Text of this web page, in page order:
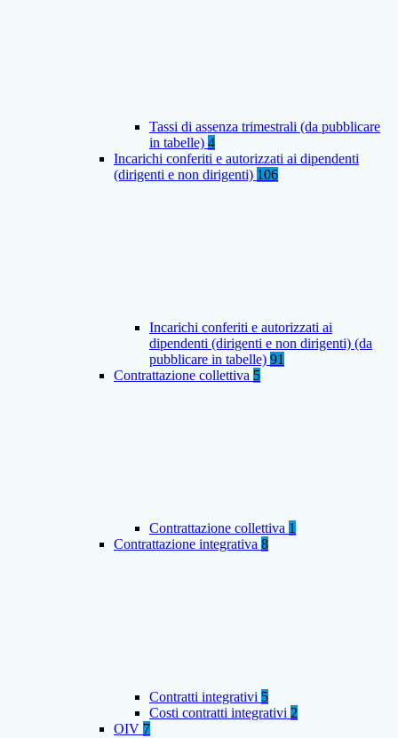
Tassi di assenza trimestrali (da pubblicare
in tabelle) 4
Incarichi conferiti e autorizzati ai dipendenti
(dirigenti e non dirigenti) 106
Incarichi conferiti e autorizzati ai
dipendenti (dirigenti e non dirigenti) (da
pubblicare in tabelle) 91
Contrattazione collettiva 5
Contrattazione collettiva 1
Contrattazione integrativa 8
Contratti integrativi 5
Costi contratti integrativi 2
OIV 7